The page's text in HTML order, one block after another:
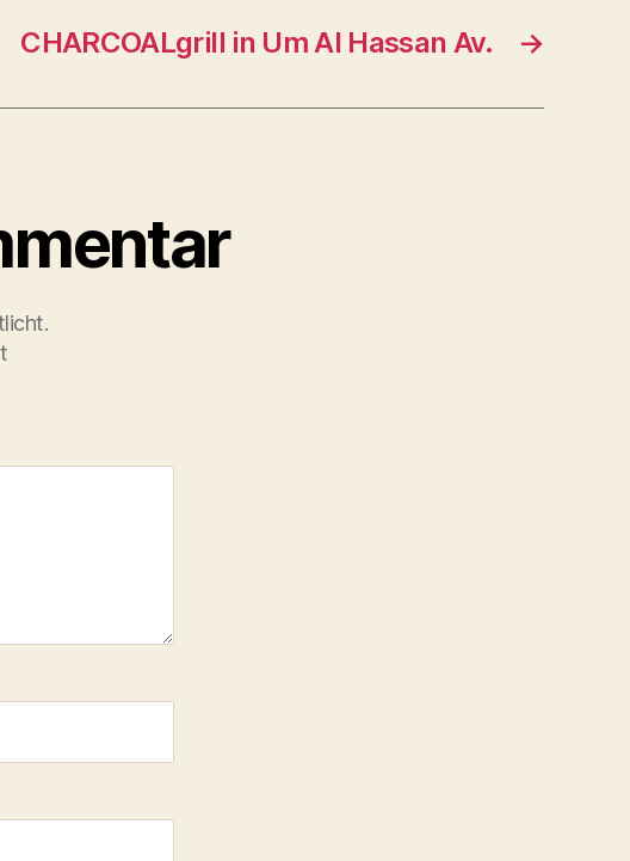
→
CHARCOALgrill in Um Al Hassan Av.